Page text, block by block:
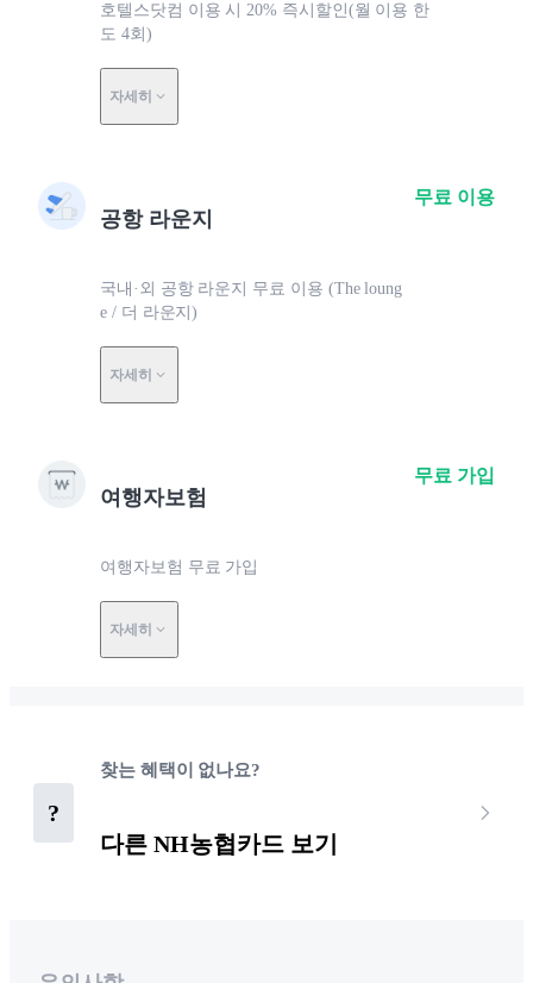
호텔스닷컴 이용 시 20% 즉시할인(월 이용 한
도 4회)
자세히
공항 라운지
국내·외 공항 라운지 무료 이용 (The loung
e / 더 라운지)
자세히
무료 이용
여행자보험
여행자보험 무료 가입
자세히
무료 가입
?
찾는 혜택이 없나요?
다른 NH농협카드 보기